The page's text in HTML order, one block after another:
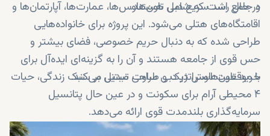
در حال رشد سریع دبی هستند.
و جامع است که شامل تاون‌هاوس‌ها، عمارت‌ها، آپارتمان‌ها و
اقامتگاه‌های هتلی می‌شود. این پروژه برای خانواده‌هایی
طراحی شده که به دنبال حریم خصوصی، فضای بیشتر و
حس قوی از جامعه هستند و آن را به گزینه‌ای ایده‌آل برای
خرید تاون‌هاوس در دبی ساوت تبدیل می‌کند.
با موقعیت استراتژیک و طراحی مبتنی بر سبک زندگی، حیات
۴ محیطی آرام برای سکونت و در عین حال پتانسیل
سرمایه‌گذاری بلندمدت قوی ارائه می‌دهد.